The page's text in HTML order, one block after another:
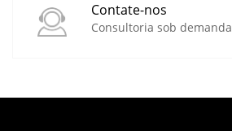
Contate-nos
Consultoria sob demanda